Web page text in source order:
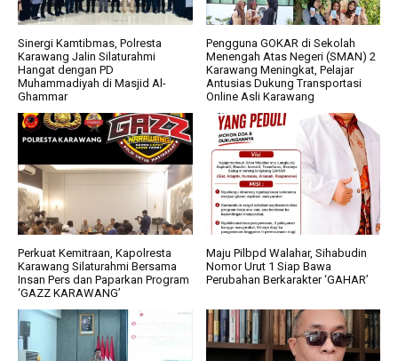
Sinergi Kamtibmas, Polresta
Karawang Jalin Silaturahmi
Hangat dengan PD
Muhammadiyah di Masjid Al-
Ghammar
Pengguna GOKAR di Sekolah
Menengah Atas Negeri (SMAN) 2
Karawang Meningkat, Pelajar
Antusias Dukung Transportasi
Online Asli Karawang
Perkuat Kemitraan, Kapolresta
Karawang Silaturahmi Bersama
Insan Pers dan Paparkan Program
‘GAZZ KARAWANG’
Maju Pilbpd Walahar, Sihabudin
Nomor Urut 1 Siap Bawa
Perubahan Berkarakter ‘GAHAR’